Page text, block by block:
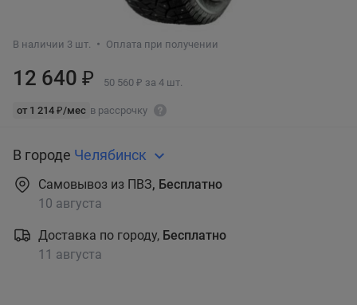
В наличии 3 шт. Оплата при получении
12 640 ₽ 50 560 ₽ за 4 шт.
от 1 214 ₽/мес в рассрочку
В городе Челябинск
Самовывоз из ПВЗ, Бесплатно
10 августа
Доставка по городу, Бесплатно
11 августа